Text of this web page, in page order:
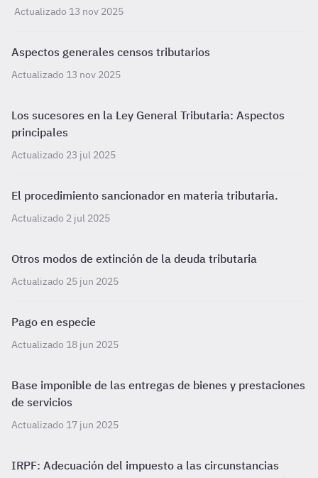
Actualizado 13 nov 2025
Aspectos generales censos tributarios
Actualizado 13 nov 2025
Los sucesores en la Ley General Tributaria: Aspectos
principales
Actualizado 23 jul 2025
El procedimiento sancionador en materia tributaria.
Actualizado 2 jul 2025
Otros modos de extinción de la deuda tributaria
Actualizado 25 jun 2025
Pago en especie
Actualizado 18 jun 2025
Base imponible de las entregas de bienes y prestaciones
de servicios
Actualizado 17 jun 2025
IRPF: Adecuación del impuesto a las circunstancias